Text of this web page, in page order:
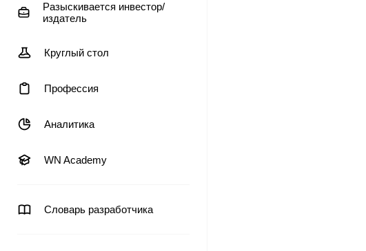
Разыскивается инвестор/
издатель
Круглый стол
Профессия
Аналитика
WN Academy
Словарь разработчика